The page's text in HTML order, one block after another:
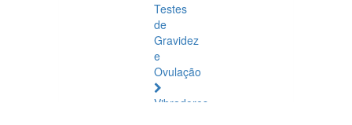
Testes
de
Gravidez
e
Ovulação
Vibradores